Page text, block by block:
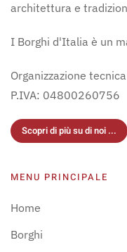
architettura e
I Borghi d'Italia è un
Organizzazione
P.IVA: 04800260756
Scopri di più su di noi ...
MENU PRINCIPALE
Home
Borghi